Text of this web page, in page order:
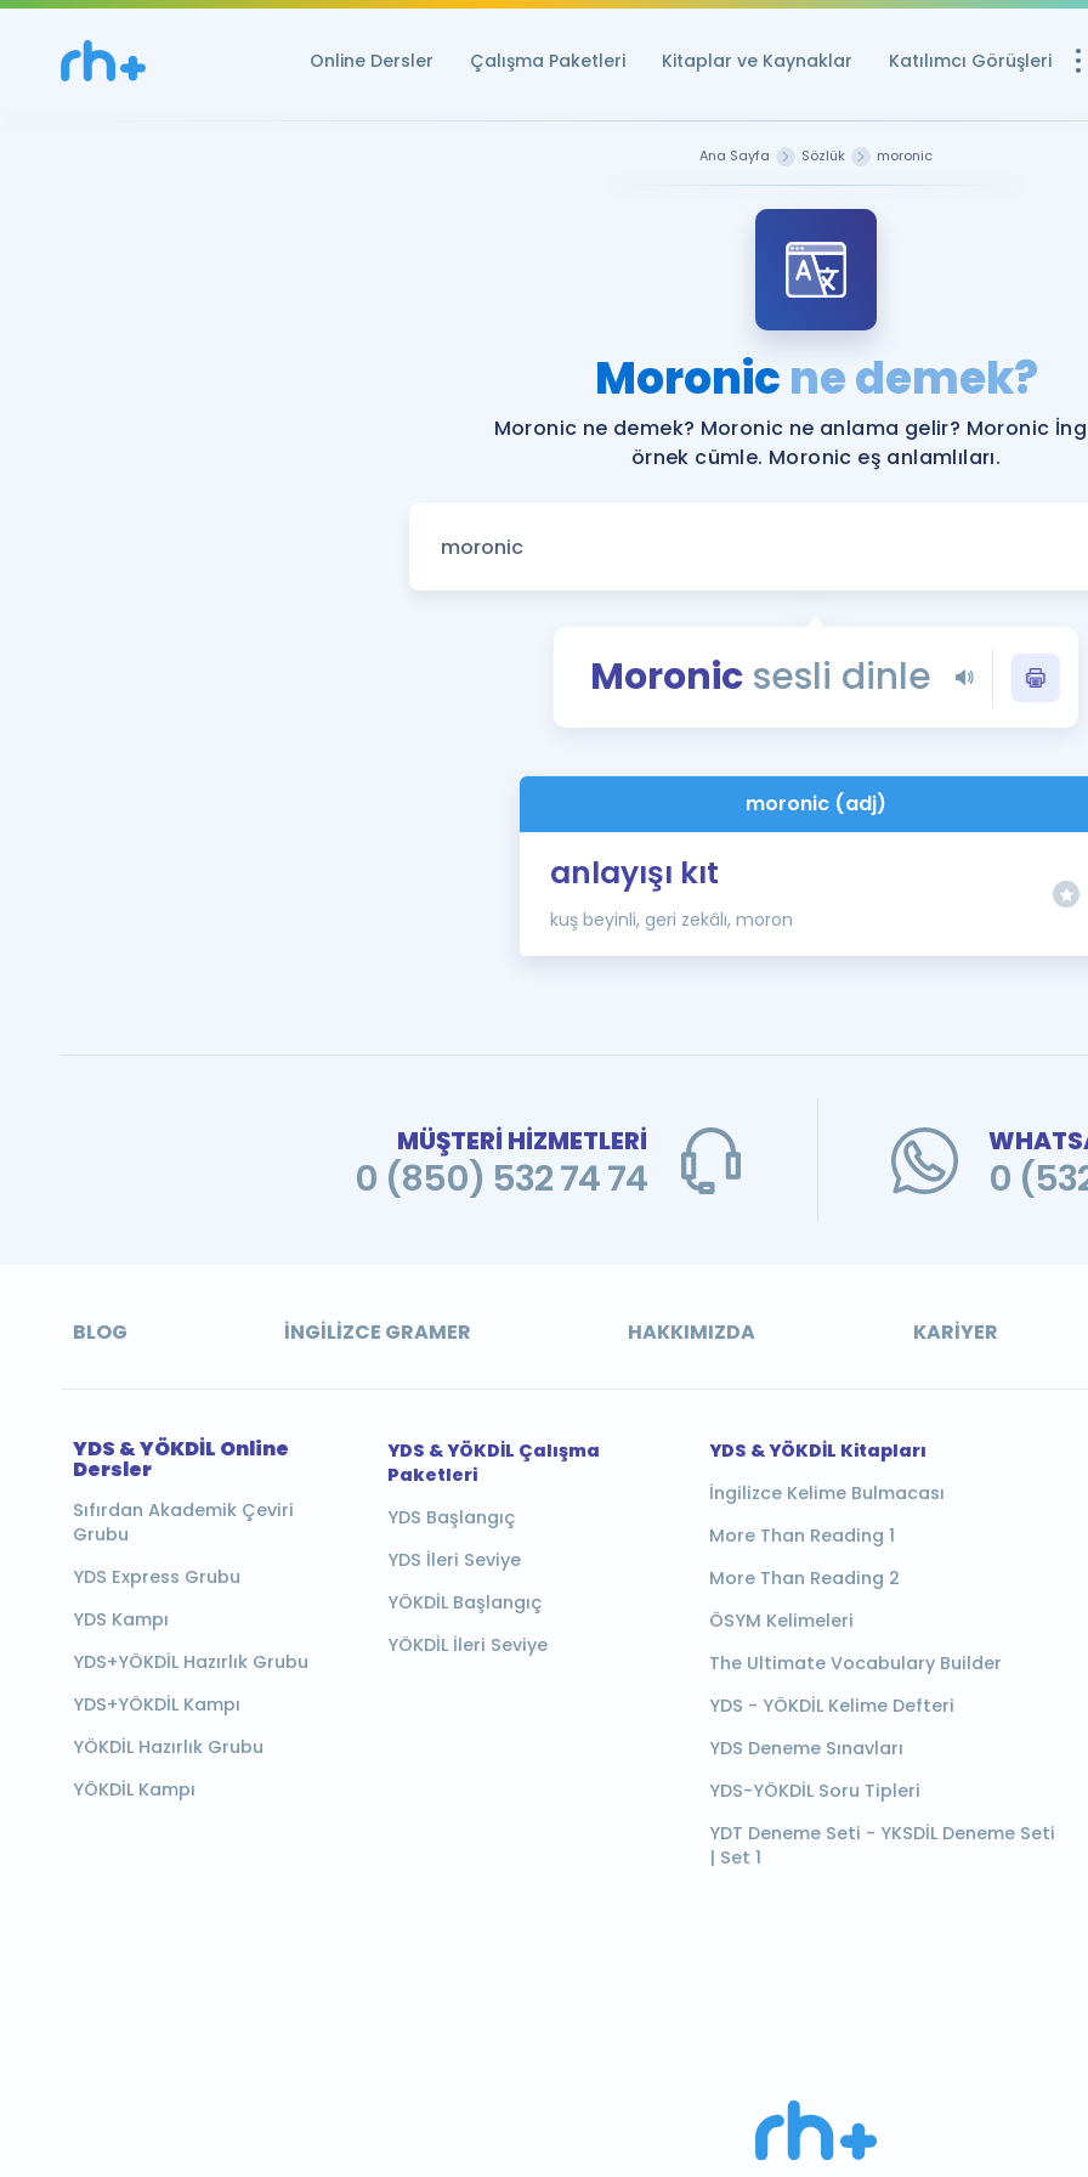
Online Dersler Çalışma Paketleri Kitaplar ve Kaynaklar Katılımcı Görüşleri
YDS ve YÖKDİL
Rehberlik Aracı
YDS ve YÖKDİL'e
Tüm ÖSYM
YDS - YÖKDİL
İngilizce Gramer
Ana Sayfa Sözlük moronic
Moronicne demek?
Moronic ne demek? Moronic ne anlama gelir? Moronic
örnek cümle. Moronic eş anlamlıları.
Moronicsesli dinle
moronic (adj)
anlayışı kıt
kuş beyinli, geri zekâlı, moron
MÜŞTERİ HİZMETLERİ
0 (850) 532 74 74 0
BLOG İNGILIZCE GRAMER HAKKIMIZDA KARIYER
YDS & YÖKDİL Online
Dersler
Sıfırdan Akademik Çeviri
Grubu
YDS Express Grubu
YDS Kampı
YDS+YÖKDİL Hazırlık Grubu
YDS+YÖKDİL Kampı
YÖKDİL Hazırlık Grubu
YÖKDİL Kampı
YDS & YÖKDİL Çalışma
Paketleri
YDS Başlangıç
YDS İleri Seviye
YÖKDİL Başlangıç
YÖKDİL İleri Seviye
YDS & YÖKDİL Kitapları
İngilizce Kelime Bulmacası
More Than Reading 1
More Than Reading 2
ÖSYM Kelimeleri
The Ultimate Vocabulary Builder
YDS - YÖKDİL Kelime Defteri
YDS Deneme Sınavları
YDS-YÖKDİL Soru Tipleri
YDT Deneme Seti - YKSDİL Deneme Seti
| Set 1